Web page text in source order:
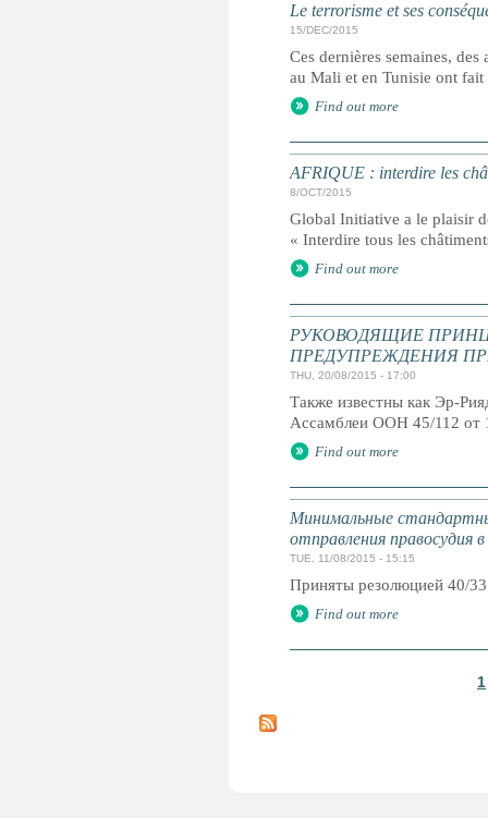
Le terrorisme et ses
15/DEC/2015
Ces dernières semaines,
au Mali et en Tunisie ont fait
Find out more
AFRIQUE : interdire les
8/OCT/2015
Global Initiative a le plaisir
« Interdire tous les
Find out more
РУКОВОДЯЩИЕ
ПРЕДУПРЕЖДЕНИЯ
THU, 20/08/2015 - 17:00
Также известны как Эр-
Ассамблеи ООН 45/112 от
Find out more
Минимальные
отправления правосудия
TUE, 11/08/2015 - 15:15
Приняты резолюцией 40/
Find out more
a
1